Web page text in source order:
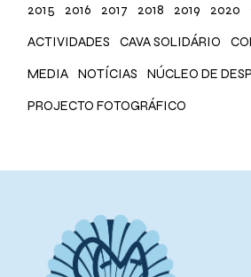
2015
2016 2017 2018 2019 2020
ACTIVIDADES
CAVA SOLIDÁRIO
MEDIA
NOTÍCIAS
NÚCLEO DE
PROJECTO FOTOGRÁFICO